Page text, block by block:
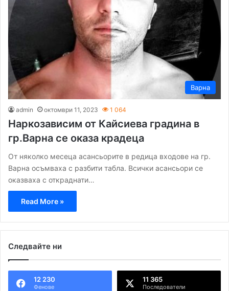
Варна
admin октомври 11, 2023 1 064
Наркозависим от Кайсиева градина в
гр.Варна се оказа крадеца
От няколко месеца асансьорите в редица входове на гр.
Варна осъмваха с разбити табла. Всички асансьори се
оказваха с откраднати…
Read More »
Следвайте ни
12 230
Фенове
11 365
Последователи